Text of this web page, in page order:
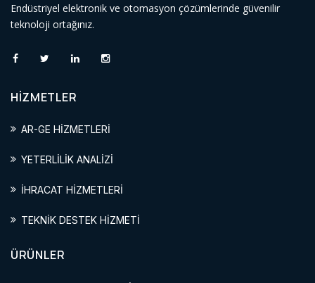
Endüstriyel elektronik ve otomasyon çözümlerinde güvenilir
teknoloji ortağınız.
HİZMETLER
AR-GE HİZMETLERİ
YETERLİLİK ANALİZİ
İHRACAT HİZMETLERİ
TEKNİK DESTEK HİZMETİ
ÜRÜNLER